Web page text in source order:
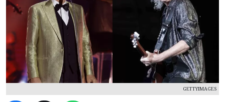
GETTYIMAGES